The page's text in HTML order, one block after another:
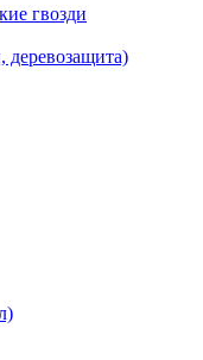
гвозди
деревозащита)